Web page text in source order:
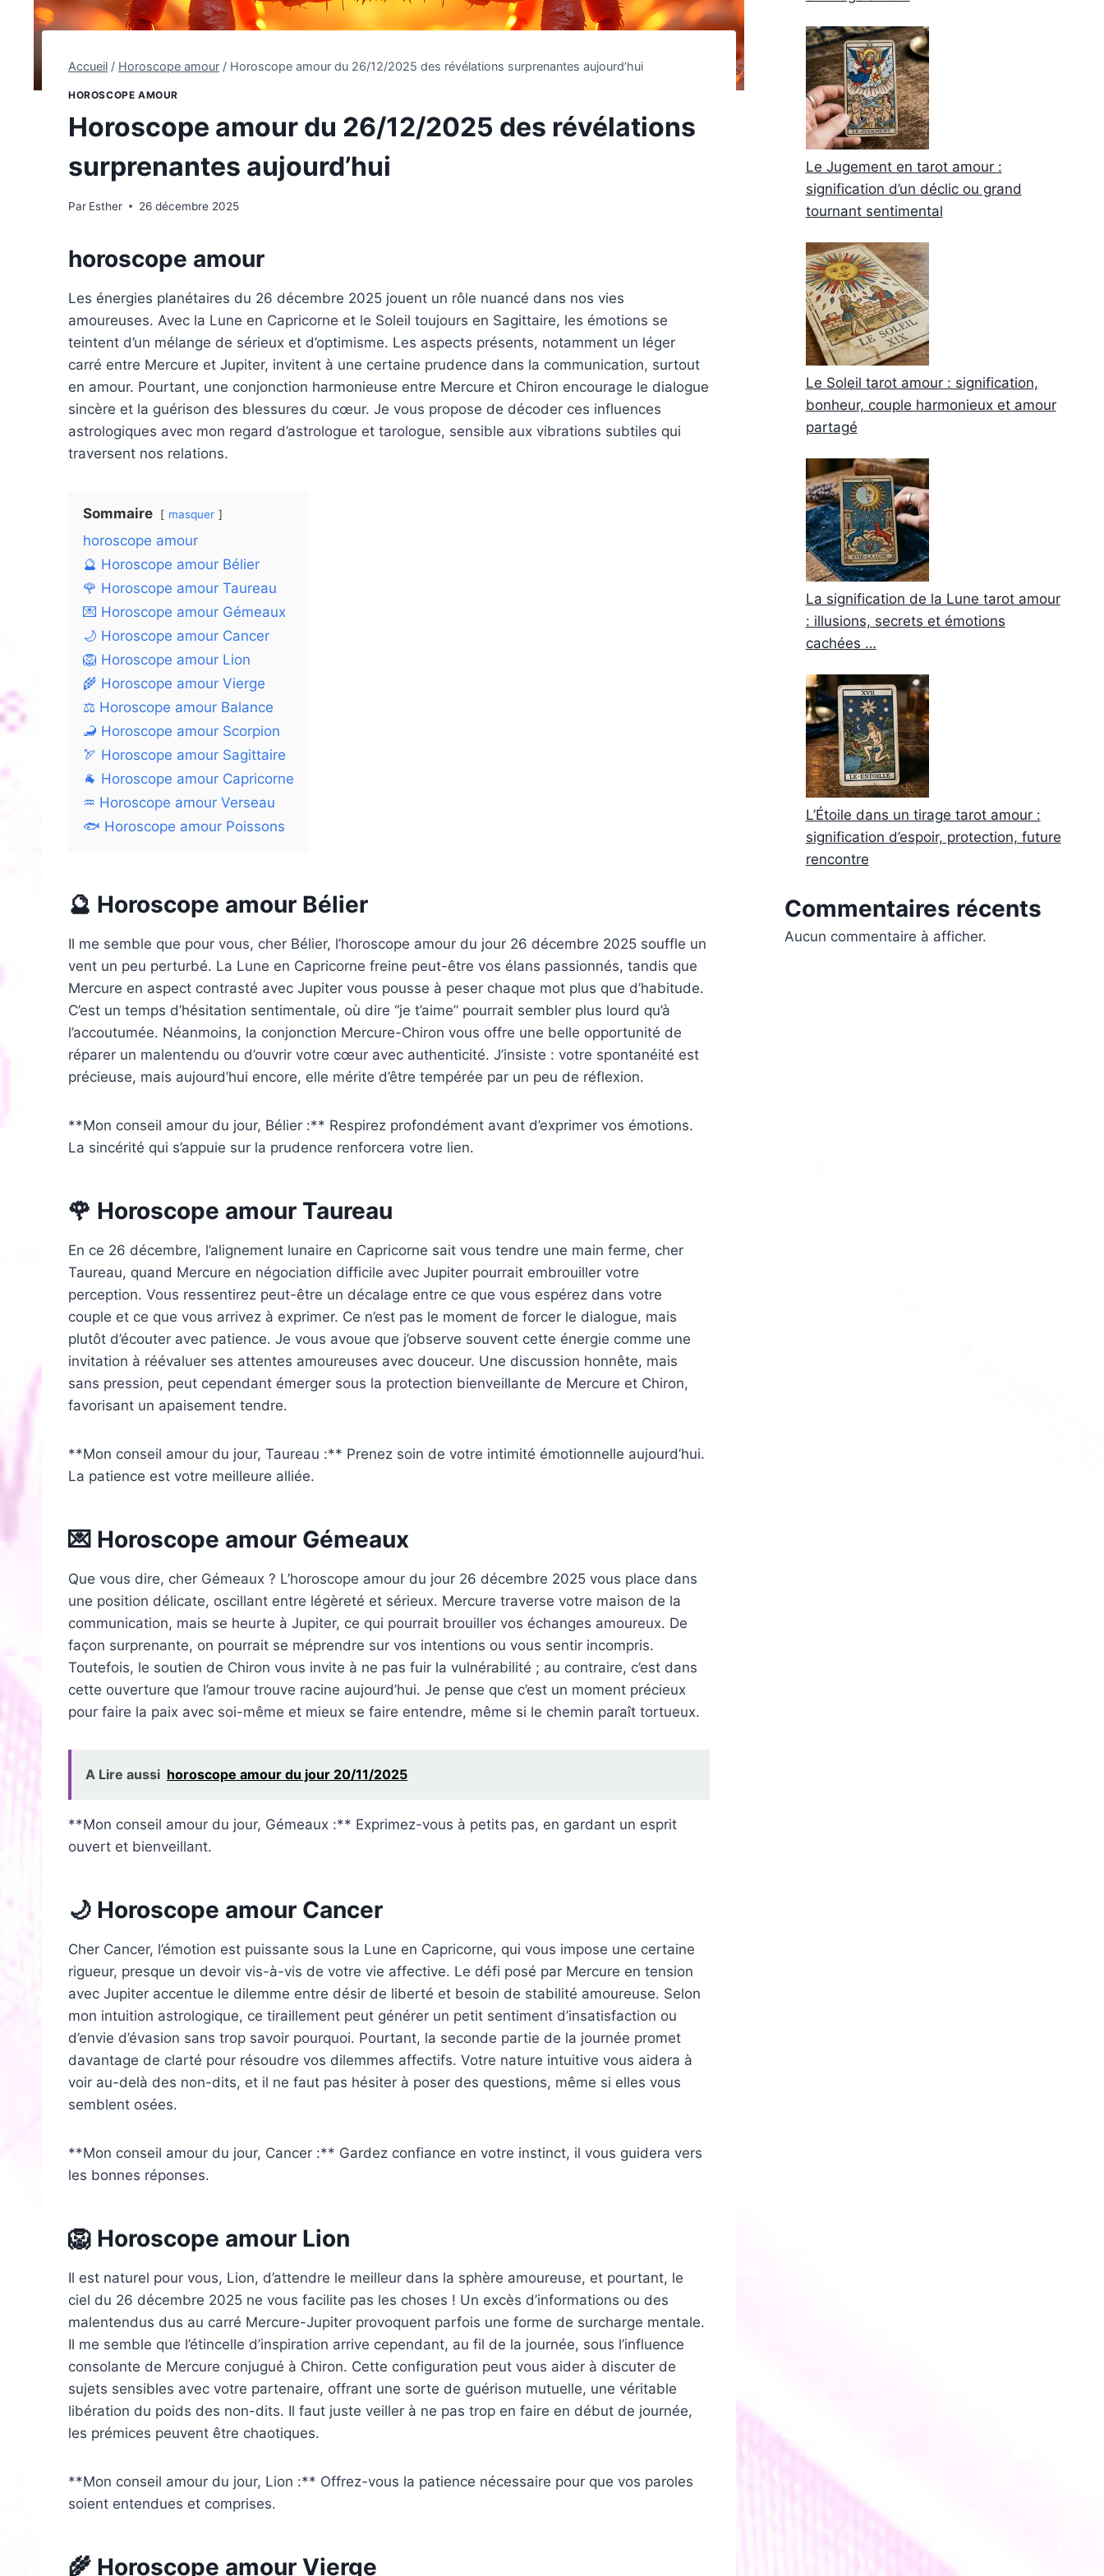
Accueil / Horoscope amour / Horoscope amour du 26/12/2025 des révélations surprenantes aujourd’hui
HOROSCOPE AMOUR
Horoscope amour du 26/12/2025 des révélations
surprenantes aujourd’hui
Par Esther 26 décembre 2025
horoscope amour
Les énergies planétaires du 26 décembre 2025 jouent un rôle nuancé dans nos vies
amoureuses. Avec la Lune en Capricorne et le Soleil toujours en Sagittaire, les émotions se
teintent d’un mélange de sérieux et d’optimisme. Les aspects présents, notamment un léger
carré entre Mercure et Jupiter, invitent à une certaine prudence dans la communication, surtout
en amour. Pourtant, une conjonction harmonieuse entre Mercure et Chiron encourage le dialogue
sincère et la guérison des blessures du cœur. Je vous propose de décoder ces influences
astrologiques avec mon regard d’astrologue et tarologue, sensible aux vibrations subtiles qui
traversent nos relations.
Sommaire masquer
horoscope amour
🔮 Horoscope amour Bélier
🌹 Horoscope amour Taureau
💌 Horoscope amour Gémeaux
🌙 Horoscope amour Cancer
🦁 Horoscope amour Lion
🌾 Horoscope amour Vierge
⚖️ Horoscope amour Balance
🦂 Horoscope amour Scorpion
🏹 Horoscope amour Sagittaire
🐐 Horoscope amour Capricorne
♒ Horoscope amour Verseau
🐟 Horoscope amour Poissons
🔮 Horoscope amour Bélier
Il me semble que pour vous, cher Bélier, l’horoscope amour du jour 26 décembre 2025 souffle un
vent un peu perturbé. La Lune en Capricorne freine peut-être vos élans passionnés, tandis que
Mercure en aspect contrasté avec Jupiter vous pousse à peser chaque mot plus que d’habitude.
C’est un temps d’hésitation sentimentale, où dire “je t’aime” pourrait sembler plus lourd qu’à
l’accoutumée. Néanmoins, la conjonction Mercure-Chiron vous offre une belle opportunité de
réparer un malentendu ou d’ouvrir votre cœur avec authenticité. J’insiste : votre spontanéité est
précieuse, mais aujourd’hui encore, elle mérite d’être tempérée par un peu de réflexion.
**Mon conseil amour du jour, Bélier :** Respirez profondément avant d’exprimer vos émotions.
La sincérité qui s’appuie sur la prudence renforcera votre lien.
🌹 Horoscope amour Taureau
En ce 26 décembre, l’alignement lunaire en Capricorne sait vous tendre une main ferme, cher
Taureau, quand Mercure en négociation difficile avec Jupiter pourrait embrouiller votre
perception. Vous ressentirez peut-être un décalage entre ce que vous espérez dans votre
couple et ce que vous arrivez à exprimer. Ce n’est pas le moment de forcer le dialogue, mais
plutôt d’écouter avec patience. Je vous avoue que j’observe souvent cette énergie comme une
invitation à réévaluer ses attentes amoureuses avec douceur. Une discussion honnête, mais
sans pression, peut cependant émerger sous la protection bienveillante de Mercure et Chiron,
favorisant un apaisement tendre.
**Mon conseil amour du jour, Taureau :** Prenez soin de votre intimité émotionnelle aujourd’hui.
La patience est votre meilleure alliée.
💌 Horoscope amour Gémeaux
Que vous dire, cher Gémeaux ? L’horoscope amour du jour 26 décembre 2025 vous place dans
une position délicate, oscillant entre légèreté et sérieux. Mercure traverse votre maison de la
communication, mais se heurte à Jupiter, ce qui pourrait brouiller vos échanges amoureux. De
façon surprenante, on pourrait se méprendre sur vos intentions ou vous sentir incompris.
Toutefois, le soutien de Chiron vous invite à ne pas fuir la vulnérabilité ; au contraire, c’est dans
cette ouverture que l’amour trouve racine aujourd’hui. Je pense que c’est un moment précieux
pour faire la paix avec soi-même et mieux se faire entendre, même si le chemin paraît tortueux.
A Lire aussi horoscope amour du jour 20/11/2025
**Mon conseil amour du jour, Gémeaux :** Exprimez-vous à petits pas, en gardant un esprit
ouvert et bienveillant.
🌙 Horoscope amour Cancer
Cher Cancer, l’émotion est puissante sous la Lune en Capricorne, qui vous impose une certaine
rigueur, presque un devoir vis-à-vis de votre vie affective. Le défi posé par Mercure en tension
avec Jupiter accentue le dilemme entre désir de liberté et besoin de stabilité amoureuse. Selon
mon intuition astrologique, ce tiraillement peut générer un petit sentiment d’insatisfaction ou
d’envie d’évasion sans trop savoir pourquoi. Pourtant, la seconde partie de la journée promet
davantage de clarté pour résoudre vos dilemmes affectifs. Votre nature intuitive vous aidera à
voir au-delà des non-dits, et il ne faut pas hésiter à poser des questions, même si elles vous
semblent osées.
**Mon conseil amour du jour, Cancer :** Gardez confiance en votre instinct, il vous guidera vers
les bonnes réponses.
🦁 Horoscope amour Lion
Il est naturel pour vous, Lion, d’attendre le meilleur dans la sphère amoureuse, et pourtant, le
ciel du 26 décembre 2025 ne vous facilite pas les choses ! Un excès d’informations ou des
malentendus dus au carré Mercure-Jupiter provoquent parfois une forme de surcharge mentale.
Il me semble que l’étincelle d’inspiration arrive cependant, au fil de la journée, sous l’influence
consolante de Mercure conjugué à Chiron. Cette configuration peut vous aider à discuter de
sujets sensibles avec votre partenaire, offrant une sorte de guérison mutuelle, une véritable
libération du poids des non-dits. Il faut juste veiller à ne pas trop en faire en début de journée,
les prémices peuvent être chaotiques.
**Mon conseil amour du jour, Lion :** Offrez-vous la patience nécessaire pour que vos paroles
soient entendues et comprises.
🌾 Horoscope amour Vierge
Le Jugement en tarot amour :
signification d’un déclic ou grand
tournant sentimental
Le Soleil tarot amour : signification,
bonheur, couple harmonieux et amour
partagé
La signification de la Lune tarot amour
: illusions, secrets et émotions
cachées …
L’Étoile dans un tirage tarot amour :
signification d’espoir, protection, future
rencontre
Commentaires récents
Aucun commentaire à afficher.